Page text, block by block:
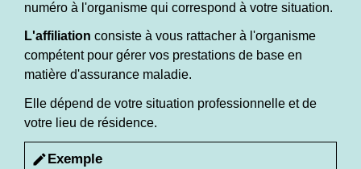
numéro à l'organisme qui correspond à votre situation.
L'affiliation consiste à vous rattacher à l'organisme
compétent pour gérer vos prestations de base en
matière d'assurance maladie.
Elle dépend de votre situation professionnelle et de
votre lieu de résidence.
editExemple